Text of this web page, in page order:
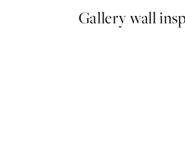
Gallery wall